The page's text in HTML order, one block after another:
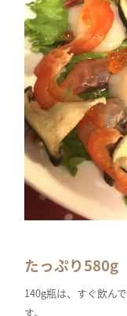
たっぷり
140g瓶は、すぐ飲ん
す。